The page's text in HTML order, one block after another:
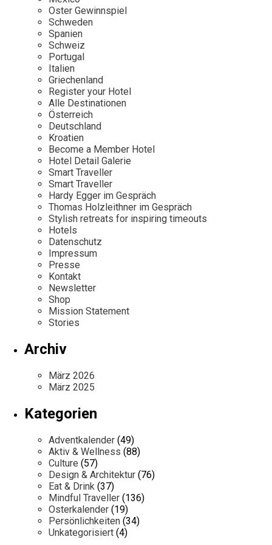
Mexico
Niederlande
Österreich
Portugal
Schweden
Spanien
Schweiz
Persönlichkeiten
Our Story
Career
Kontakt
Impressum
Oster Gewinnspiel
Schweden
Spanien
Schweiz
Portugal
Italien
Griechenland
Register your Hotel
Alle Destinationen
Österreich
Deutschland
Kroatien
Become a Member Hotel
Hotel Detail Galerie
Smart Traveller
Smart Traveller
Hardy Egger im Gespräch
Thomas Holzleithner im Gespräch
Stylish retreats for inspiring timeouts
Hotels
Datenschutz
Impressum
Presse
Kontakt
Newsletter
Shop
Mission Statement
Stories
Archiv
März 2026
März 2025
Kategorien
Adventkalender (49)
Aktiv & Wellness (88)
Culture (57)
Design & Architektur (76)
Eat & Drink (37)
Mindful Traveller (136)
Osterkalender (19)
Persönlichkeiten (34)
Unkategorisiert (4)